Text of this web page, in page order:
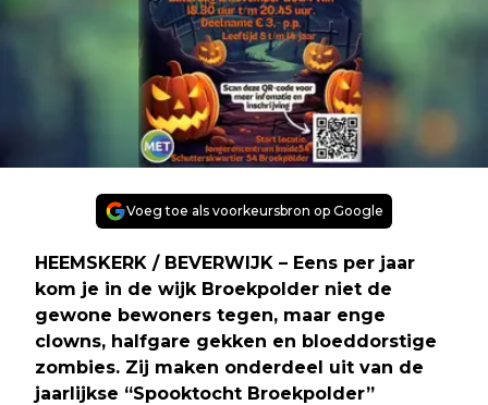
Voeg toe als voorkeursbron op Google
HEEMSKERK / BEVERWIJK – Eens per jaar
kom je in de wijk Broekpolder niet de
gewone bewoners tegen, maar enge
clowns, halfgare gekken en bloeddorstige
zombies. Zij maken onderdeel uit van de
jaarlijkse “Spooktocht Broekpolder”